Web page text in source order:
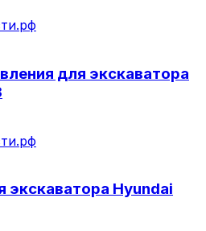
для экскаватора
экскаватора Hyundai